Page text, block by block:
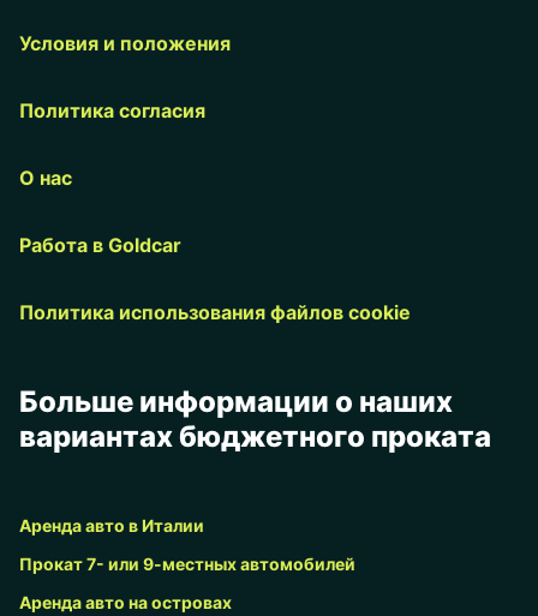
Условия и положения
Политика согласия
О нас
Работа в Goldcar
Политика использования файлов cookie
Больше информации о наших
вариантах бюджетного проката
Аренда авто в Италии
Прокат 7- или 9-местных автомобилей
Аренда авто на островах